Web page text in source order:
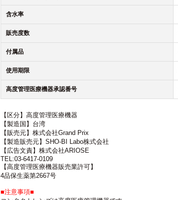
含水率
販売度数
付属品
使用期限
高度管理医療機器承認番号
【区分】高度管理医療機器
【製造国】台湾
【販売元】株式会社Grand Prix
【製造販売元】SHO-BI Labo株式会社
【広告文責】株式会社ARIOSE
TEL:03-6417-0109
【高度管理医療機器販売業許可】
4品保生薬第2667号
■注意事項■